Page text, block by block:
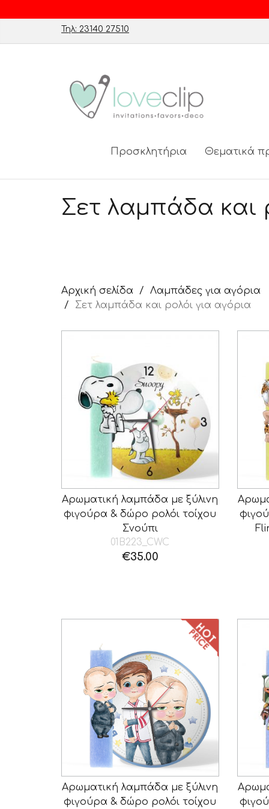
Τηλ: 23140 27510
Προσκλητήρια Θεματικά
Σετ λαμπάδα και
Αρχική σελίδα
Λαμπάδες για αγόρια
Σετ λαμπάδα και ρολόι για αγόρια
Αρωματική λαμπάδα με ξύλινη
φιγούρα & δώρο ρολόι τοίχου
Σνούπι
01B223_CWC
€35.00
Αρωματική λαμπάδα με ξύλινη
φιγούρα & δώρο ρολόι τοίχου